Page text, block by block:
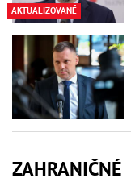
AKTUALIZOVANÉ
ZAHRANIČNÉ